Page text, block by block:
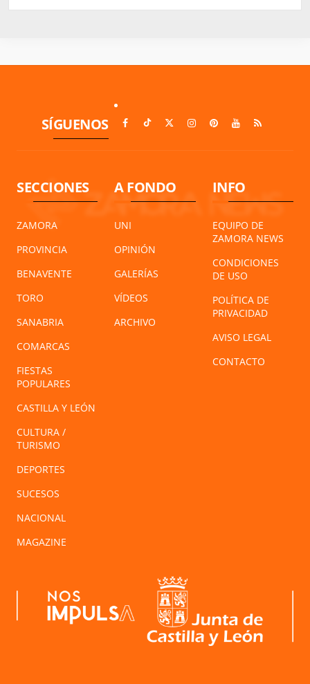
SÍGUENOS
SECCIONES
ZAMORA
PROVINCIA
BENAVENTE
TORO
SANABRIA
COMARCAS
FIESTAS
POPULARES
CASTILLA Y LEÓN
CULTURA /
TURISMO
DEPORTES
SUCESOS
NACIONAL
MAGAZINE
A FONDO
UNI
OPINIÓN
GALERÍAS
VÍDEOS
ARCHIVO
INFO
EQUIPO DE
ZAMORA NEWS
CONDICIONES
DE USO
POLÍTICA DE
PRIVACIDAD
AVISO LEGAL
CONTACTO